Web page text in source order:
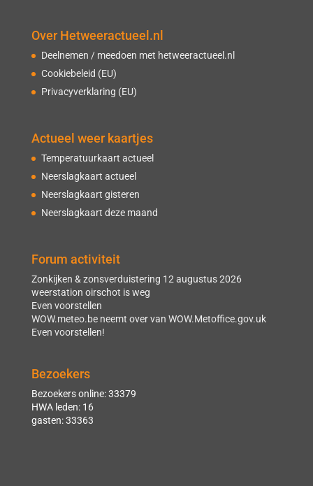
Over Hetweeractueel.nl
Deelnemen / meedoen met hetweeractueel.nl
Cookiebeleid (EU)
Privacyverklaring (EU)
Actueel weer kaartjes
Temperatuurkaart actueel
Neerslagkaart actueel
Neerslagkaart gisteren
Neerslagkaart deze maand
Forum activiteit
Zonkijken & zonsverduistering 12 augustus 2026
weerstation oirschot is weg
Even voorstellen
WOW.meteo.be neemt over van WOW.Metoffice.gov.uk
Even voorstellen!
Bezoekers
Bezoekers online: 33379
HWA leden: 16
gasten: 33363